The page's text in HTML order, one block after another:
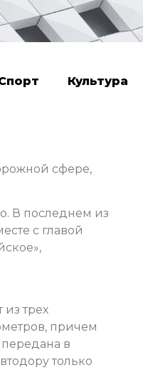
Культура
сфере,
В последнем из
с главой
из трех
причем
в
только